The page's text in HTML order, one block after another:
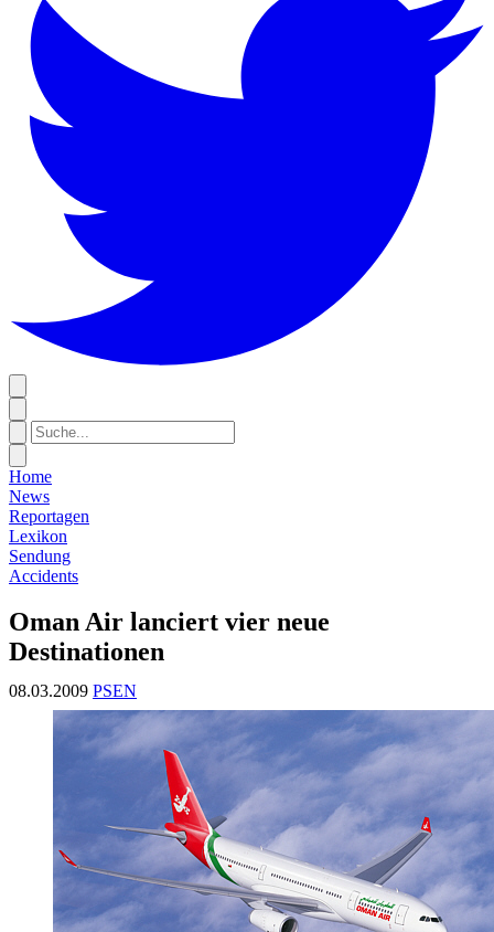
Home
News
Reportagen
Lexikon
Sendung
Accidents
Oman Air lanciert vier neue
Destinationen
08.03.2009 PSEN